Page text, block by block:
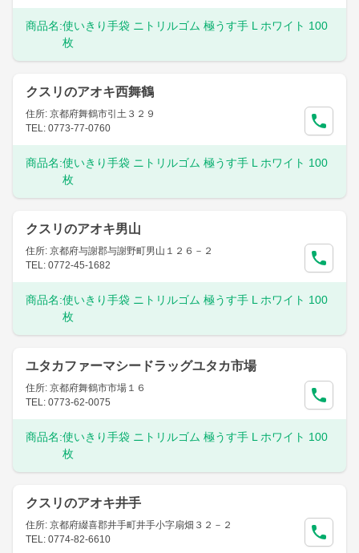
商品名:使いきり手袋 ニトリルゴム 極うす手 L ホワイト 100
枚
クスリのアオキ西舞鶴
住所: 京都府舞鶴市引土３２９
TEL: 0773-77-0760
商品名:使いきり手袋 ニトリルゴム 極うす手 L ホワイト 100
枚
クスリのアオキ男山
住所: 京都府与謝郡与謝野町男山１２６－２
TEL: 0772-45-1682
商品名:使いきり手袋 ニトリルゴム 極うす手 L ホワイト 100
枚
ユタカファーマシードラッグユタカ市場
住所: 京都府舞鶴市市場１６
TEL: 0773-62-0075
商品名:使いきり手袋 ニトリルゴム 極うす手 L ホワイト 100
枚
クスリのアオキ井手
住所: 京都府綴喜郡井手町井手小字扇畑３２－２
TEL: 0774-82-6610